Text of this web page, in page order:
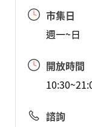
市集日
週一~日
開放時間
諮詢